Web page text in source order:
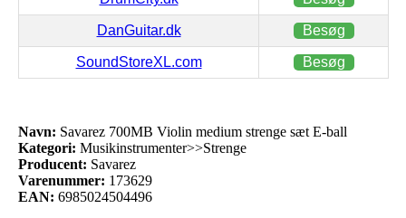
DanGuitar.dk Besøg
SoundStoreXL.com Besøg
Navn: Savarez 700MB Violin medium strenge sæt E-ball
Kategori: Musikinstrumenter>>Strenge
Producent: Savarez
Varenummer: 173629
EAN: 6985024504496